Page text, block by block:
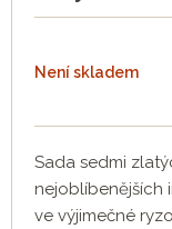
Není skladem
Sada sedmi
nejoblíbenějších
ve výjimečné